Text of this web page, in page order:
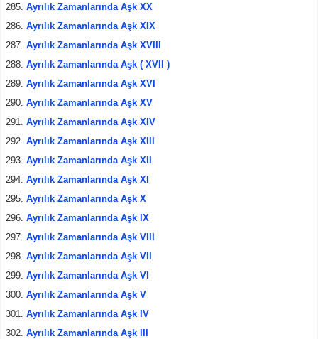
Ayrılık Zamanlarında Aşk XX
Ayrılık Zamanlarında Aşk XIX
Ayrılık Zamanlarında Aşk XVIII
Ayrılık Zamanlarında Aşk ( XVII )
Ayrılık Zamanlarında Aşk XVI
Ayrılık Zamanlarında Aşk XV
Ayrılık Zamanlarında Aşk XIV
Ayrılık Zamanlarında Aşk XIII
Ayrılık Zamanlarında Aşk XII
Ayrılık Zamanlarında Aşk XI
Ayrılık Zamanlarında Aşk X
Ayrılık Zamanlarında Aşk IX
Ayrılık Zamanlarında Aşk VIII
Ayrılık Zamanlarında Aşk VII
Ayrılık Zamanlarında Aşk VI
Ayrılık Zamanlarında Aşk V
Ayrılık Zamanlarında Aşk IV
Ayrılık Zamanlarında Aşk III